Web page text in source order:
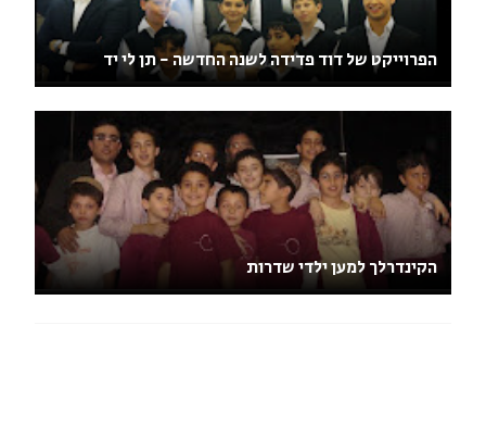
הפרוייקט של דוד פדידה לשנה החדשה - תן לי יד
הקינדרלך למען ילדי שדרות